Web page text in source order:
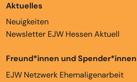
Aktuelles
Neuigkeiten
Newsletter EJW Hessen Aktuell
Freund*innen und Spender*innen
EJW Netzwerk Ehemaligenarbeit